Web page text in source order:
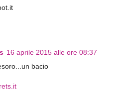
16 aprile 2015 alle ore 08:37
bacio